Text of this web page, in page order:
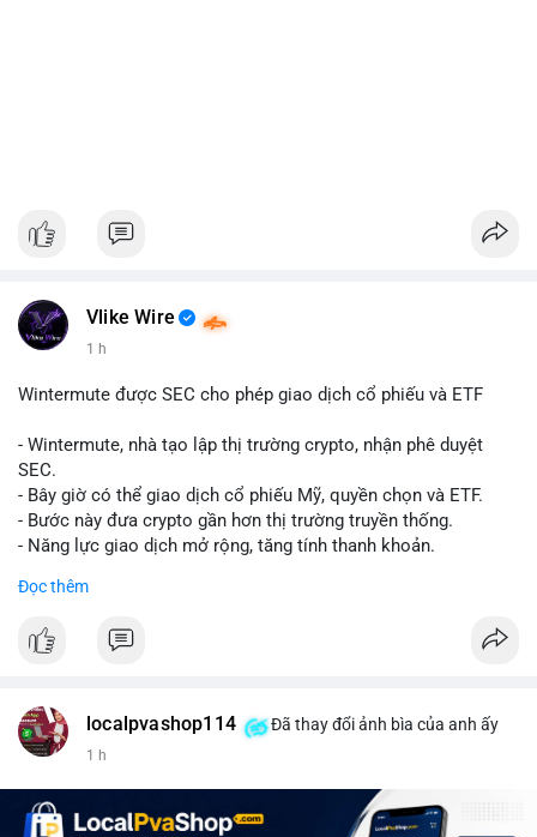
Vlike Wire
1 h
Wintermute được SEC cho phép giao dịch cổ phiếu và ETF
- Wintermute, nhà tạo lập thị trường crypto, nhận phê duyệt
SEC.
- Bây giờ có thể giao dịch cổ phiếu Mỹ, quyền chọn và ETF.
- Bước này đưa crypto gần hơn thị trường truyền thống.
- Năng lực giao dịch mở rộng, tăng tính thanh khoản.
📰 Nguồn: CoinDesk
Đọc thêm
localpvashop114 Đã thay đổi ảnh bìa của anh ấy
1 h